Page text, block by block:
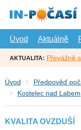
hlavní
Úvod
Aktuálně
AKTUALITA: Převážně
Úvod Předpověď
Kostelec nad Labem
KVALITA OVZDUŠÍ